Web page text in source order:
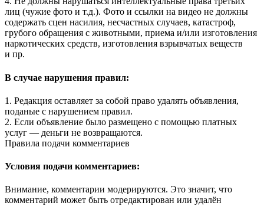
лиц (чужие фото и т.д.). Фото и ссылки на видео не должны
содержать сцен насилия, несчастных случаев, катастроф,
грубого обращения с животными, приема и/или изготовления
наркотических средств, изготовления взрывчатых веществ
и пр.
В случае нарушения правил:
1. Редакция оставляет за собой право удалять объявления,
поданые с нарушением правил.
2. Если объявление было размещено с помощью платных
услуг — деньги не возвращаются.
Правила подачи комментариев
Условия подачи комментариев:
Внимание, комментарии модерируются. Это значит, что
комментарий может быть отредактирован или удалён